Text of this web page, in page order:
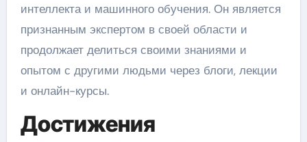
интеллекта и машинного обучения. Он является
признанным экспертом в своей области и
продолжает делиться своими знаниями и
опытом с другими людьми через блоги, лекции
и онлайн-курсы.
Достижения